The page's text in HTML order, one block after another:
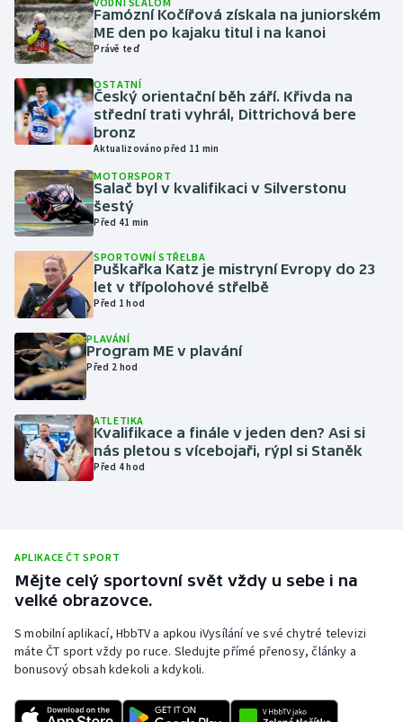
Dostihy
Florbal
Futsal
Gymnastika
Házená
Jezdectví
Judo
Krasobruslení
Lezení
Lyže a snowboard
Olympijské hry
Parasport
Plavání
Plážový volejbal
Famózní Kočířová získala na juniorském
ME den po kajaku titul i na kanoi
Právě teď
OSTATNÍ
Český orientační běh září. Křivda na
střední trati vyhrál, Dittrichová bere
bronz
Aktualizováno před 11 min
MOTORSPORT
Salač byl v kvalifikaci v Silverstonu
šestý
Před 41 min
SPORTOVNÍ STŘELBA
Puškařka Katz je mistryní Evropy do 23
let v třípolohové střelbě
Před 1 hod
PLAVÁNÍ
Program ME v plavání
Před 2 hod
ATLETIKA
Kvalifikace a finále v jeden den? Asi si
nás pletou s vícebojaři, rýpl si Staněk
Před 4 hod
APLIKACE ČT SPORT
Mějte celý sportovní svět vždy u sebe i na
velké obrazovce.
S mobilní aplikací, HbbTV a apkou iVysílání ve své chytré televizi
máte ČT sport vždy po ruce. Sledujte přímé přenosy, články a
bonusový obsah kdekoli a kdykoli.